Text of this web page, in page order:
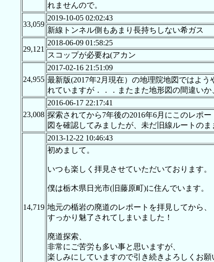
れませんので。
33,059
2019-10-05 02:02:43
新線トンネル側もあまり長持ちしない希ガス
29,121
2018-06-09 01:58:25
スコップが必要ね(アカン
24,955
2017-02-16 21:51:09
最新版(2017年2月現在）の地理院地図ではよ
れていますが．．．またまた地形図の間違い
23,008
2016-06-17 22:17:41
探索されてから7年後の2016年6月にこのレポ
図を確認してみましたが、未だ旧線ルートの
14,719
2013-12-22 10:46:43
初めまして。
いつも楽しく拝見させていただいております。
僕は栃木県日光市(旧藤原町)に住んでいます。
地元の楯岩の廃道のレポートを拝見してから、
すっかり魅了されてしまいました！
廃道探索、
非常にご苦労も多い事と思いますが、
楽しみにしていますので引き続きよろしくお願